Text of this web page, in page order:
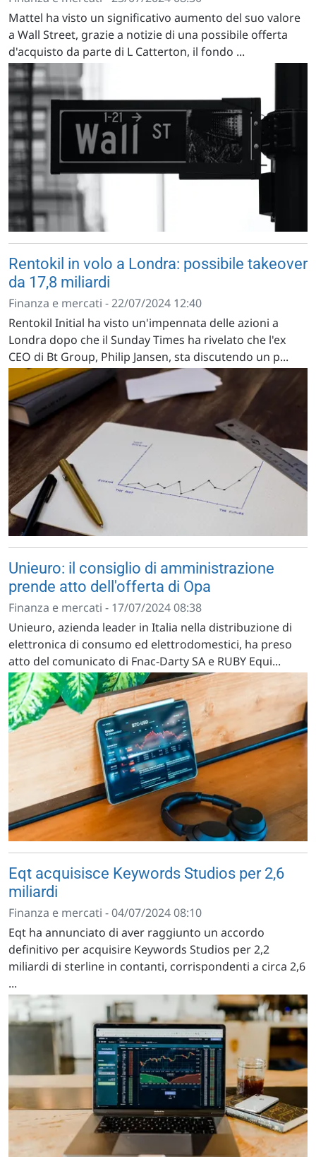
Mattel ha visto un significativo aumento del suo valore
a Wall Street, grazie a notizie di una possibile offerta
d'acquisto da parte di L Catterton, il fondo ...
Rentokil in volo a Londra: possibile takeover
da 17,8 miliardi
Finanza e mercati - 22/07/2024 12:40
Rentokil Initial ha visto un'impennata delle azioni a
Londra dopo che il Sunday Times ha rivelato che l'ex
CEO di Bt Group, Philip Jansen, sta discutendo un p...
Unieuro: il consiglio di amministrazione
prende atto dell'offerta di Opa
Finanza e mercati - 17/07/2024 08:38
Unieuro, azienda leader in Italia nella distribuzione di
elettronica di consumo ed elettrodomestici, ha preso
atto del comunicato di Fnac-Darty SA e RUBY Equi...
Eqt acquisisce Keywords Studios per 2,6
miliardi
Finanza e mercati - 04/07/2024 08:10
Eqt ha annunciato di aver raggiunto un accordo
definitivo per acquisire Keywords Studios per 2,2
miliardi di sterline in contanti, corrispondenti a circa 2,6
...